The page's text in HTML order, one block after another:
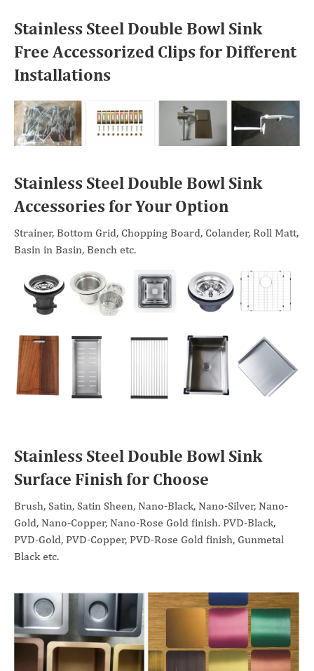
Stainless Steel Double Bowl Sink
Free Accessorized Clips for Different
Installations
Stainless Steel Double Bowl Sink
Accessories for Your Option
Strainer, Bottom Grid, Chopping Board, Colander, Roll Matt,
Basin in Basin, Bench etc.
Stainless Steel Double Bowl Sink
Surface Finish for Choose
Brush, Satin, Satin Sheen, Nano-Black, Nano-Silver, Nano-
Gold, Nano-Copper, Nano-Rose Gold finish. PVD-Black,
PVD-Gold, PVD-Copper, PVD-Rose Gold finish, Gunmetal
Black etc.